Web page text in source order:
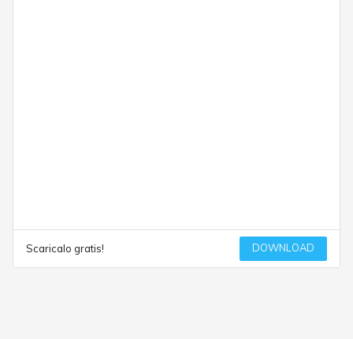
Scaricalo gratis! DOWNLOAD